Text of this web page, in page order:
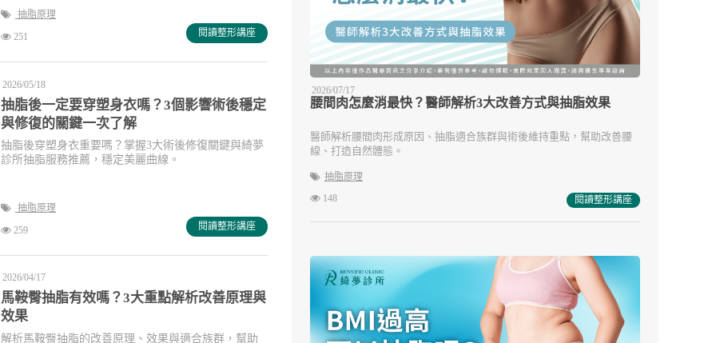
抽脂原理
251
閱讀整形講座
2026/05/18
抽脂後一定要穿塑身衣嗎？3個影響術後穩定
與修復的關鍵一次了解
抽脂後穿塑身衣重要嗎？掌握3大術後修復關鍵與綺夢
診所抽脂服務推薦，穩定美麗曲線。
抽脂原理
259
閱讀整形講座
2026/04/17
馬鞍臀抽脂有效嗎？3大重點解析改善原理與
效果
解析馬鞍臀抽脂的改善原理、效果與適合族群，幫助
2026/07/17
腰間肉怎麼消最快？醫師解析3大改善方式與抽脂效果
醫師解析腰間肉形成原因、抽脂適合族群與術後維持重點，幫助改善腰
線、打造自然體態。
抽脂原理
148
閱讀整形講座